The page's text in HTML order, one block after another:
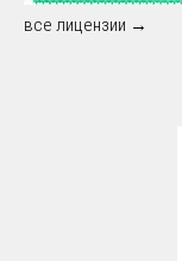
все лицензии →